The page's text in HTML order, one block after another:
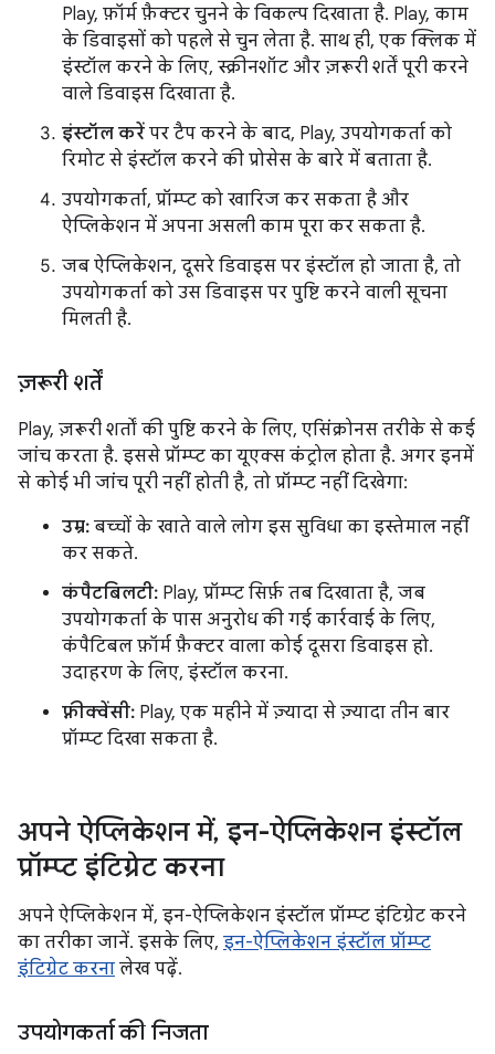
Play, फ़ॉर्म फ़ैक्टर चुनने के विकल्प दिखाता है. Play, काम
के डिवाइसों को पहले से चुन लेता है. साथ ही, एक क्लिक में
इंस्टॉल करने के लिए, स्क्रीनशॉट और ज़रूरी शर्तें पूरी करने
वाले डिवाइस दिखाता है.
इंस्टॉल करें पर टैप करने के बाद, Play, उपयोगकर्ता को
रिमोट से इंस्टॉल करने की प्रोसेस के बारे में बताता है.
उपयोगकर्ता, प्रॉम्प्ट को खारिज कर सकता है और
ऐप्लिकेशन में अपना असली काम पूरा कर सकता है.
जब ऐप्लिकेशन, दूसरे डिवाइस पर इंस्टॉल हो जाता है, तो
उपयोगकर्ता को उस डिवाइस पर पुष्टि करने वाली सूचना
मिलती है.
ज़रूरी शर्तें
Play, ज़रूरी शर्तों की पुष्टि करने के लिए, एसिंक्रोनस तरीके से कई
जांच करता है. इससे प्रॉम्प्ट का यूएक्स कंट्रोल होता है. अगर इनमें
से कोई भी जांच पूरी नहीं होती है, तो प्रॉम्प्ट नहीं दिखेगा:
उम्र: बच्चों के खाते वाले लोग इस सुविधा का इस्तेमाल नहीं
कर सकते.
कंपैटबिलटी: Play, प्रॉम्प्ट सिर्फ़ तब दिखाता है, जब
उपयोगकर्ता के पास अनुरोध की गई कार्रवाई के लिए,
कंपैटिबल फ़ॉर्म फ़ैक्टर वाला कोई दूसरा डिवाइस हो.
उदाहरण के लिए, इंस्टॉल करना.
फ़्रीक्वेंसी: Play, एक महीने में ज़्यादा से ज़्यादा तीन बार
प्रॉम्प्ट दिखा सकता है.
अपने ऐप्लिकेशन में, इन-ऐप्लिकेशन इंस्टॉल
प्रॉम्प्ट इंटिग्रेट करना
अपने ऐप्लिकेशन में, इन-ऐप्लिकेशन इंस्टॉल प्रॉम्प्ट इंटिग्रेट करने
का तरीका जानें. इसके लिए, इन-ऐप्लिकेशन इंस्टॉल प्रॉम्प्ट
इंटिग्रेट करना लेख पढ़ें.
उपयोगकर्ता की निजता